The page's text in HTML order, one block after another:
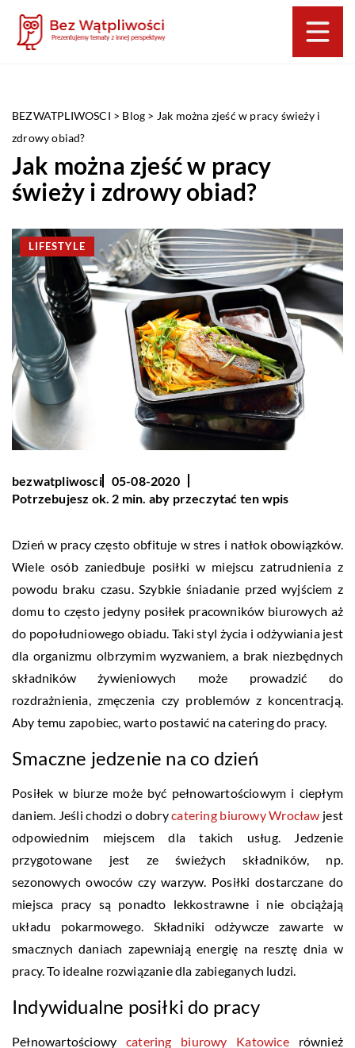
BEZWATPLIWOSCI > Blog > Jak można zjeść w pracy świeży i
zdrowy obiad?
Jak można zjeść w pracy
świeży i zdrowy obiad?
LIFESTYLE
bezwatpliwosci
05-08-2020
Potrzebujesz ok. 2 min. aby przeczytać ten wpis
Dzień w pracy często obfituje w stres i natłok obowiązków.
Wiele osób zaniedbuje posiłki w miejscu zatrudnienia z
powodu braku czasu. Szybkie śniadanie przed wyjściem z
domu to często jedyny posiłek pracowników biurowych aż
do popołudniowego obiadu. Taki styl życia i odżywiania jest
dla organizmu olbrzymim wyzwaniem, a brak niezbędnych
składników żywieniowych może prowadzić do
rozdrażnienia, zmęczenia czy problemów z koncentracją.
Aby temu zapobiec, warto postawić na catering do pracy.
Smaczne jedzenie na co dzień
Posiłek w biurze może być pełnowartościowym i ciepłym
daniem. Jeśli chodzi o dobrycatering biurowy Wrocław jest
odpowiednim miejscem dla takich usług. Jedzenie
przygotowane jest ze świeżych składników, np.
sezonowych owoców czy warzyw. Posiłki dostarczane do
miejsca pracy są ponadto lekkostrawne i nie obciążają
układu pokarmowego. Składniki odżywcze zawarte w
smacznych daniach zapewniają energię na resztę dnia w
pracy. To idealne rozwiązanie dla zabieganych ludzi.
Indywidualne posiłki do pracy
Pełnowartościowy catering biurowy Katowicerównież